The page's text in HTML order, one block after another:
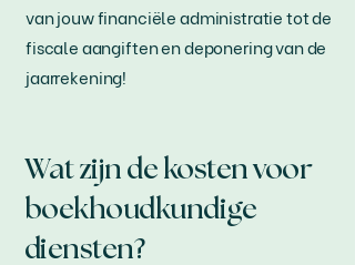
van jouw financiële administratie tot de
fiscale aangiften en deponering van de
jaarrekening!
Wat zijn de kosten voor
boekhoudkundige
diensten?